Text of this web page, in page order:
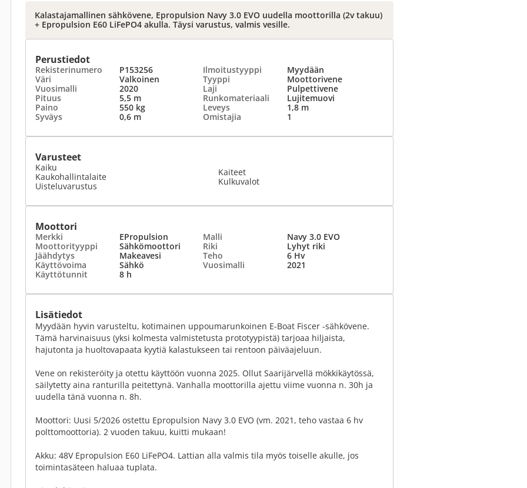
Kalastajamallinen sähkövene, Epropulsion Navy 3.0 EVO uudella moottorilla (2v takuu)
+ Epropulsion E60 LiFePO4 akulla. Täysi varustus, valmis vesille.
Perustiedot
Rekisterinumero P153256 Ilmoitustyyppi
Myydään
Väri
Valkoinen Tyyppi
Moottorivene
Vuosimalli
2020 Laji
Pulpettivene
Pituus
5,5 m Runkomateriaali
Lujitemuovi
Paino
550 kg Leveys
1,8 m
Syväys
0,6 m Omistajia 1
Varusteet
Kaiku
Kaukohallintalaite
Uisteluvarustus
Kaiteet
Kulkuvalot
Moottori
Merkki EPropulsion Malli
Navy 3.0 EVO
Moottorityyppi
Sähkömoottori Riki
Lyhyt riki
Jäähdytys
Makeavesi Teho
6 Hv
Käyttövoima
Sähkö Vuosimalli
2021
Käyttötunnit
8 h
Lisätiedot
Myydään hyvin varusteltu, kotimainen uppoumarunkoinen E-Boat Fiscer -sähkövene.
Tämä harvinaisuus (yksi kolmesta valmistetusta prototyypistä) tarjoaa hiljaista,
hajutonta ja huoltovapaata kyytiä kalastukseen tai rentoon päiväajeluun.
Vene on rekisteröity ja otettu käyttöön vuonna 2025. Ollut Saarijärvellä mökkikäytössä,
säilytetty aina ranturilla peitettynä. Vanhalla moottorilla ajettu viime vuonna n. 30h ja
uudella tänä vuonna n. 8h.
Moottori: Uusi 5/2026 ostettu Epropulsion Navy 3.0 EVO (vm. 2021, teho vastaa 6 hv
polttomoottoria). 2 vuoden takuu, kuitti mukaan!
Akku: 48V Epropulsion E60 LiFePO4. Lattian alla valmis tila myös toiselle akulle, jos
toimintasäteen haluaa tuplata.